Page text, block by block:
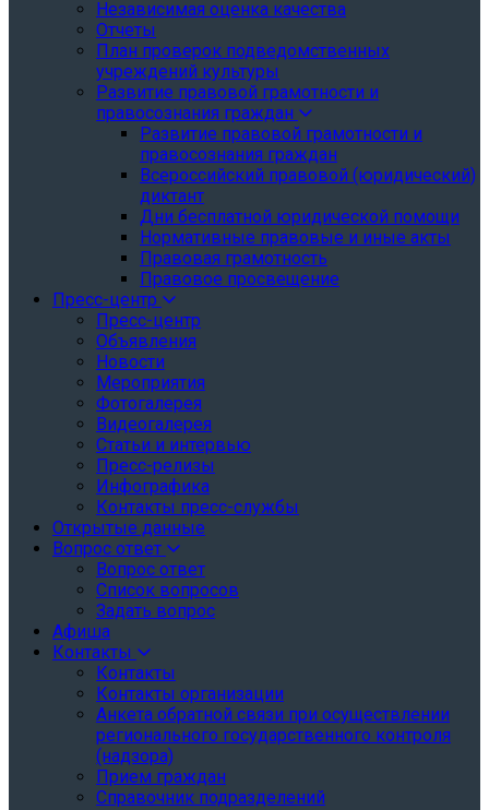
Независимая оценка качества
Отчеты
План проверок подведомственных
учреждений культуры
Развитие правовой грамотности и
правосознания граждан
Развитие правовой грамотности и
правосознания граждан
Всероссийский правовой (юридический)
диктант
Дни бесплатной юридической помощи
Нормативные правовые и иные акты
Правовая грамотность
Правовое просвещение
Пресс-центр
Пресс-центр
Объявления
Новости
Мероприятия
Фотогалерея
Видеогалерея
Статьи и интервью
Пресс-релизы
Инфографика
Контакты пресс-службы
Открытые данные
Вопрос ответ
Вопрос ответ
Список вопросов
Задать вопрос
Афиша
Контакты
Контакты
Контакты организации
Анкета обратной связи при осуществлении
регионального государственного контроля
(надзора)
Прием граждан
Справочник подразделений